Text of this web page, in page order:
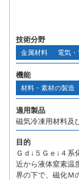
技術分野
金属材料 電気
機能
材料・素材の製造
適用製品
磁気冷凍用材料及
目的
Ｇｄ↓５Ｇｅ↓４系
近から液体窒素温
界の下で、磁化Ｍ